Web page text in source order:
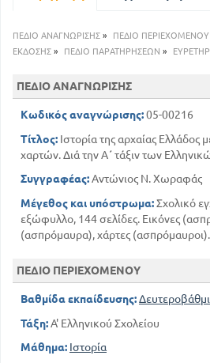
ΚΕΦΑΛΑΙΟ ΣΤ'. Η Αθήνα επί
ΚΕΦΑΛΑΙΟ Η'. Ηγεμονία των
ΚΕΦΑΛΑΙΟ Θ'. Ηγεμονία των
ΚΕΦΑΛΑΙΟ Ι'. Ηγεμονία των
ΚΕΦΑΛΑΙΟ ΙΑ'. Κοινωνική,
κατάσταση της Ελλάδας κατά τον
ΚΕΦΑΛΑΙΟ ΙΒ'. Η κοσμοκρατορία
ΠΕΔΙΟ ΑΝΑΓΝΩΡΙΣΗΣ » ΠΕΔΙΟ ΠΕΡΙΕΧΟΜΕΝΟΥ
ΕΚΔΟΣΗΣ » ΠΕΔΙΟ ΠΑΡΑΤΗΡΗΣΕΩΝ »
ΠΕΔΙΟ ΑΝΑΓΝΩΡΙΣΗΣ
Κωδικός αναγνώρισης:05-00216
Τίτλος: Ιστορία της αρχαίας Ελλάδος
χαρτών. Διά την Α΄ τάξιν των
Συγγραφέας:Αντώνιος Ν. Χωραφάς
Μέγεθος και υπόστρωμα:Σχολικό
εξώφυλλο, 144 σελίδες. Εικόνες
(ασπρόμαυρα), χάρτες (ασπρόμαυροι).
ΠΕΔΙΟ ΠΕΡΙΕΧΟΜΕΝΟΥ
Βαθμίδα εκπαίδευσης:
Τάξη:Α' Ελληνικού Σχολείου
Μάθημα: Ιστορία